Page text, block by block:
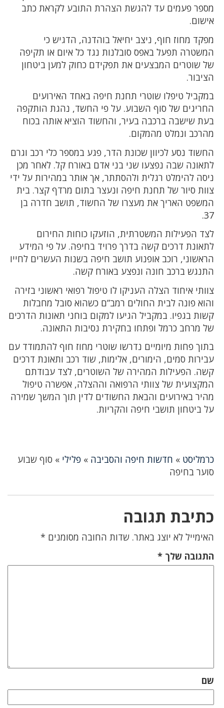
מספר פעמים עד להגשת הצהרת התובע לקראת כתב
אישום.
מפקד מחוז חוף, ניצב יחיאל בוהדנה, הדגיש כי
המשטרה תפעל באפס סובלנות נגד כל איום או תקיפה
של שוטרים המבצעים את תפקידם כחוק למען ביטחון
הציבור.
במקביל טיפלו שוטרי תחנת חיפה באחד האירועים
החריגים של סוף השבוע. על פי החשד, נהגת הותקפה
בעת שישבה ברכבה בעיר, והחשוד הוציא אותה בכוח
מהרכב ונמלט מהמקום.
החשוד נסע לכיוון שכונת הדר, פגע במספר כלי רכב וגרם
לתאונה שבה נפצעו שני בני אדם באורח קל. לאחר מכן
ניסה להימלט רגלית ולהסתתר, אך אותר במהירות על ידי
צוות סיור של תחנת חיפה ונעצר בתום מרדף קצר. בית
המשפט האריך את מעצרו של החשוד, תושב חדרה בן
37.
לצד הפעילות המשטרתית, הוזעקו כוחות החירום
לתאונת דרכים קשה בדרך פרויד בחיפה. על פי המידע
הראשוני, רוכב אופנוע תושב חיפה בשנות העשרים לחייו
התנגש ברכב חונה ונפצע באורח קשה.
צוותי איחוד הצלה העניקו לו טיפול רפואי ראשוני בזירה
והוא פונה לבית החולים רמב”ם כשהוא סובל מחבלות
קשות בגפיו. במקביל הגיעו למקום בוחני תאונות הדרכים
של מרחב כרמל ופתחו בחקירת נסיבות התאונה.
בתוך פחות מיומיים נדרשו שוטרי מחוז חוף להתמודד עם
עבירות סמים, הימורים, אלימות, שוד רכב ותאונת דרכים
קשה. הפעילות המהירה של השוטרים, לצד עבודתם
המקצועית של צוותי הרפואה וההצלה, אפשרה טיפול
מהיר באירועים והבאת החשודים לדין תוך המשך שמירה
על ביטחון תושבי חיפה והקריות.
כרמליסט » חדשות חיפה והסביבה » פלילי » סוף שבוע
סוער בחיפה
כתיבת תגובה
האימייל לא יוצג באתר. שדות החובה מסומנים *
התגובה שלך *
שם